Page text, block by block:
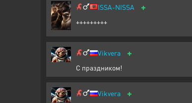
ISSA-NISSA +
+++++++++
Vikvera +
С праздником!
Vikvera +